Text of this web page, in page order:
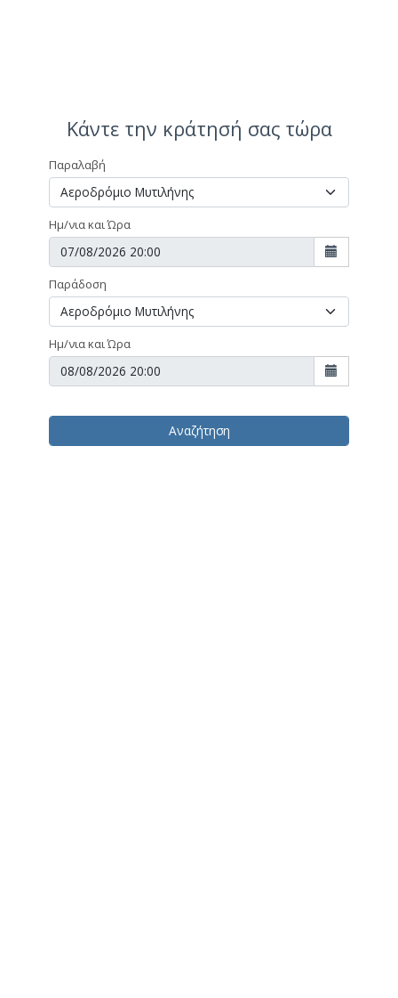
Κάντε την κράτησή σας τώρα
Παραλαβή
Ημ/νια και Ώρα
Παράδοση
Ημ/νια και Ώρα
Αναζήτηση